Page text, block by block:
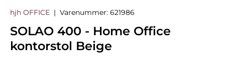
hjh OFFICE | Varenummer: 621986
SOLAO 400 - Home Office
kontorstol Beige